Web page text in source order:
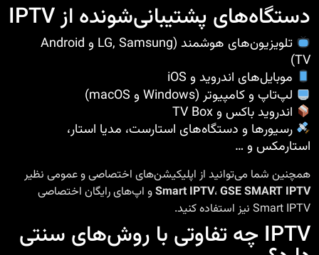
دستگاه‌های پشتیبانی‌شونده از IPTV
تلویزیون‌های هوشمند (LG, Samsung و Android
TV)
موبایل‌های اندروید و iOS
لپ‌تاپ و کامپیوتر (Windows و macOS)
اندروید باکس و TV Box
رسیورها و دستگاه‌های استارست، مدیا استار،
استارمکس و …
همچنین شما می‌توانید از اپلیکیشن‌های اختصاصی و عمومی نظیر
Smart IPTV،GSE SMART IPTV
و اپ‌های رایگان اختصاصی
Smart IPTV نیز استفاده کنید.
IPTV چه تفاوتی با روش‌های سنتی